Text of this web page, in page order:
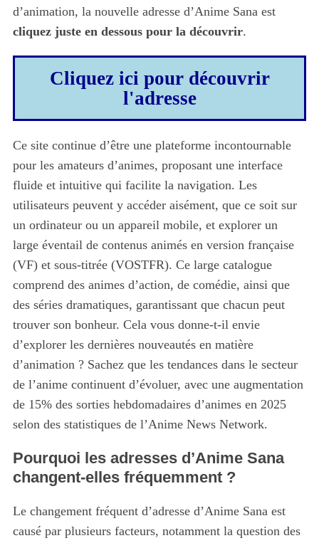
d’animation, la nouvelle adresse d’Anime Sana est
cliquez juste en dessous pour la découvrir.
Cliquez ici pour découvrir
l'adresse
Ce site continue d’être une plateforme incontournable
pour les amateurs d’animes, proposant une interface
fluide et intuitive qui facilite la navigation. Les
utilisateurs peuvent y accéder aisément, que ce soit sur
un ordinateur ou un appareil mobile, et explorer un
large éventail de contenus animés en version française
(VF) et sous-titrée (VOSTFR). Ce large catalogue
comprend des animes d’action, de comédie, ainsi que
des séries dramatiques, garantissant que chacun peut
trouver son bonheur. Cela vous donne-t-il envie
d’explorer les dernières nouveautés en matière
d’animation ? Sachez que les tendances dans le secteur
de l’anime continuent d’évoluer, avec une augmentation
de 15% des sorties hebdomadaires d’animes en 2025
selon des statistiques de l’Anime News Network.
Pourquoi les adresses d’Anime Sana
changent-elles fréquemment ?
Le changement fréquent d’adresse d’Anime Sana est
causé par plusieurs facteurs, notamment la question des